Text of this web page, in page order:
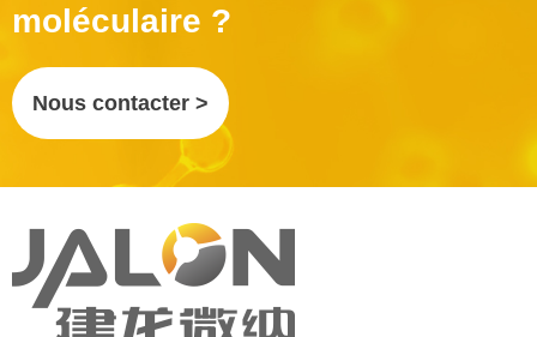
moléculaire ?
Nous contacter >